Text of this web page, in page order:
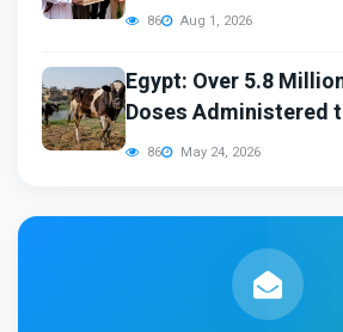
86 Aug 1, 2026
Egypt: Over 5.8
Doses Administered
86 May 24, 2026